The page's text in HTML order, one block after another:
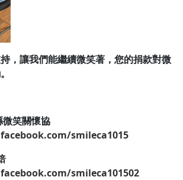
，讓我們能繼續微笑著，您的捐款對微
笑關懷協
smileca1015
smileca101502